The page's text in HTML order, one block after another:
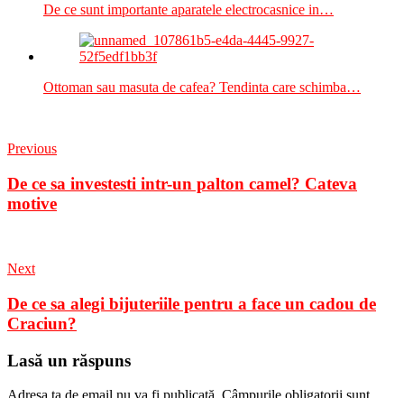
De ce sunt importante aparatele electrocasnice in…
Ottoman sau masuta de cafea? Tendinta care schimba…
Previous
De ce sa investesti intr-un palton camel? Cateva
motive
Next
De ce sa alegi bijuteriile pentru a face un cadou de
Craciun?
Lasă un răspuns